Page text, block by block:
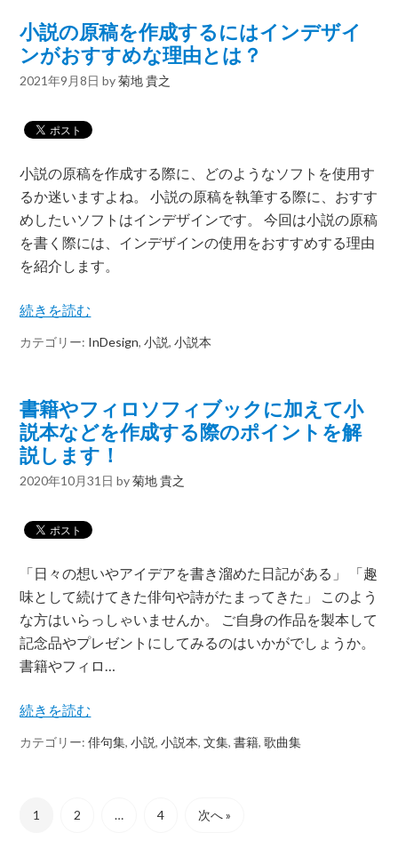
小説の原稿を作成するにはインデザイ
ンがおすすめな理由とは？
2021年9月8日 by菊地 貴之
小説の原稿を作成する際に、どのようなソフトを使用す
るか迷いますよね。 小説の原稿を執筆する際に、おすす
めしたいソフトはインデザインです。 今回は小説の原稿
を書く際には、インデザインの使用をおすすめする理由
を紹介します。
続きを読む
カテゴリー: InDesign,小説,小説本
書籍やフィロソフィブックに加えて小
説本などを作成する際のポイントを解
説します！
2020年10月31日 by菊地 貴之
「日々の想いやアイデアを書き溜めた日記がある」 「趣
味として続けてきた俳句や詩がたまってきた」 このよう
な方はいらっしゃいませんか。 ご自身の作品を製本して
記念品やプレゼントにしてみるのはいかがでしょうか。
書籍やフィロ…
続きを読む
カテゴリー:俳句集,小説,小説本,文集,書籍,歌曲集
1 2 … 4 次へ »